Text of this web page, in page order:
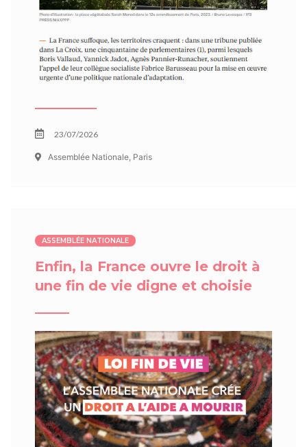
23/07/2026
Assemblée Nationale, Paris
ASSEMBLÉE NATIONALE
Enfin, la France ouvre le droit à
une fin de vie digne et choisie